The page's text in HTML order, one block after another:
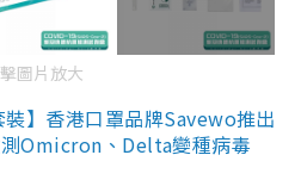
圖片放大
】香港口罩品牌Savewo推出
Omicron、Delta變種病毒